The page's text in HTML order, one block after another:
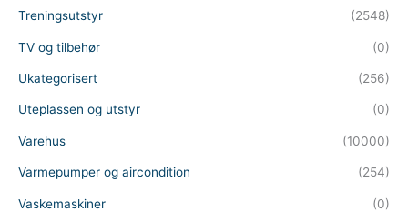
Treningsutstyr (2548)
TV og tilbehør (0)
Ukategorisert (256)
Uteplassen og utstyr (0)
Varehus (10000)
Varmepumper og aircondition (254)
Vaskemaskiner (0)